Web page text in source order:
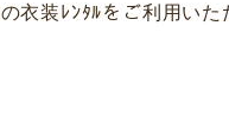
衣装ﾚﾝﾀﾙをご利用いた